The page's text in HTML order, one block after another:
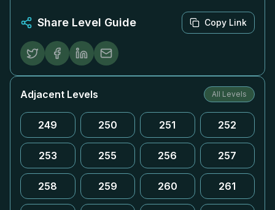
Share Level Guide Copy Link
Adjacent Levels All Levels
249 250 251 252
253 255 256 257
258 259 260 261